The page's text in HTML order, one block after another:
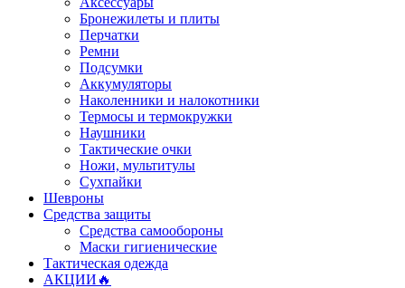
Бронежилеты и плиты
Перчатки
Ремни
Подсумки
Аккумуляторы
Наколенники и налокотники
Термосы и термокружки
Наушники
Тактические очки
Ножи, мультитулы
Сухпайки
Шевроны
Средства защиты
Средства самообороны
Маски гигиенические
Тактическая одежда
АКЦИИ🔥